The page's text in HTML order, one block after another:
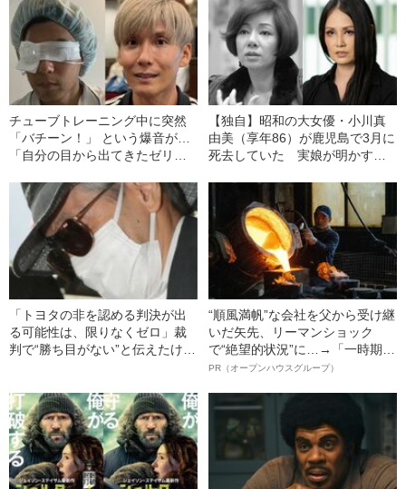
チューブトレーニング中に突然
「バチーン！」 という爆音が…
「自分の目から出てきたゼリー
いました」柿谷や宇佐美ともプ
レーした“サッカー選手”が視覚障
害を負った“恐怖の瞬間”を明かす
【独自】昭和の大女優・小川真
由美（享年86）が鹿児島で3月に
死去していた 実娘が明かす
「トヨタの非を認める判決が出
る可能性は、限りなくゼロ」裁
判で“勝ち目がない”と伝えたけれ
の葛藤」
“順風満帆”な会社を父から受け継
いだ矢先、リーマンショック
で“絶望的状況”に…→「一時期は
納品3年待ち」のヒット商品を生
明かす、“逆転の戦術”
PR（オープンハウスグループ）